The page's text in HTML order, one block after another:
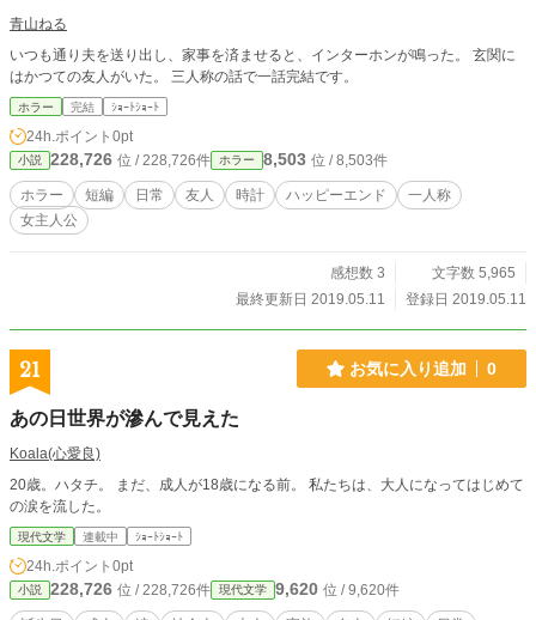
青山ねる
いつも通り夫を送り出し、家事を済ませると、インターホンが鳴った。 玄関に
はかつての友人がいた。 三人称の話で一話完結です。
ホラー 完結 ｼｮｰﾄｼｮｰﾄ
24h.ポイント 0pt
小説 228,726 位 / 228,726件 ホラー 8,503 位 / 8,503件
ホラー 短編 日常 友人 時計 ハッピーエンド
一人称
女主人公
感想数 3
文字数 5,965
最終更新日 2019.05.11
登録日 2019.05.11
21 お気に入り追加 0
あの日世界が滲んで見えた
Koala(心愛良)
20歳。ハタチ。 まだ、成人が18歳になる前。 私たちは、大人になってはじめて
の涙を流した。
現代文学 連載中 ｼｮｰﾄｼｮｰﾄ
24h.ポイント 0pt
小説 228,726 位 / 228,726件 現代文学 9,620 位 / 9,620件